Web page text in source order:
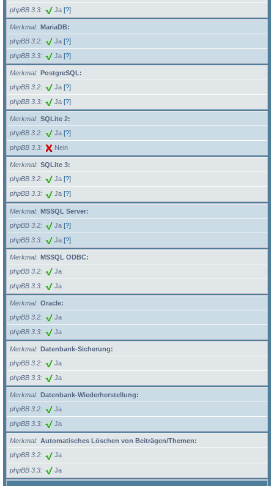
phpBB 3.3 Ja [?]
Merkmal
MariaDB:
phpBB 3.2
Ja [?]
phpBB 3.3 Ja [?]
Merkmal
PostgreSQL:
phpBB 3.2
Ja [?]
phpBB 3.3 Ja [?]
Merkmal
SQLite 2:
phpBB 3.2
Ja [?]
phpBB 3.3 Nein
Merkmal
SQLite 3:
phpBB 3.2
Ja [?]
phpBB 3.3 Ja [?]
Merkmal
MSSQL Server:
phpBB 3.2
Ja [?]
phpBB 3.3 Ja [?]
Merkmal
MSSQL ODBC:
phpBB 3.2
Ja
phpBB 3.3 Ja
Merkmal
Oracle:
phpBB 3.2
Ja
phpBB 3.3 Ja
Merkmal
Datenbank-Sicherung:
phpBB 3.2
Ja
phpBB 3.3 Ja
Merkmal
Datenbank-Wiederherstellung:
phpBB 3.2
Ja
phpBB 3.3 Ja
Merkmal
Automatisches Löschen von Beiträgen/Themen:
phpBB 3.2
Ja
phpBB 3.3 Ja